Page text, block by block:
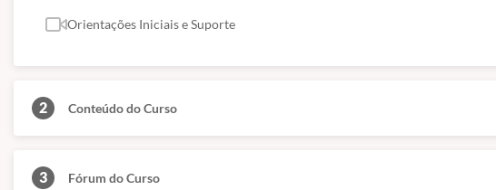
superior. Orientações Iniciais e Suporte
2 Conteúdo do Curso
3 Fórum do Curso